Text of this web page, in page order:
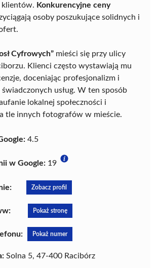
klientów. Konkurencyjne ceny
osoby poszukujące solidnych i
Cyfrowych” mieści się przy ulicy
Klienci często wystawiają mu
doceniając profesjonalizm i
usług. W ten sposób
lokalnej społeczności i
tle innych fotografów w mieście.
4.5
w Google: 19
Zobacz profil
Pokaż stronę
Pokaż numer
Solna 5, 47-400 Racibórz